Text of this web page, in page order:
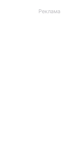
Реклама